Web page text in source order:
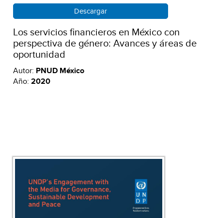
Descargar
Los servicios financieros en México con
perspectiva de género: Avances y áreas de
oportunidad
Autor: PNUD México
Año: 2020